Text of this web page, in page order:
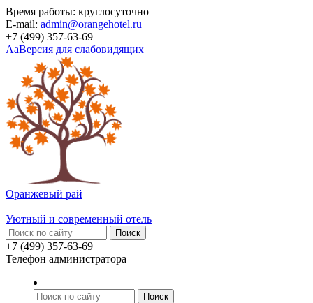
Время работы: круглосуточно
E-mail: admin@orangehotel.ru
+7 (499) 357-63-69
AaВерсия для слабовидящих
Оранжевый рай
Уютный и современный отель
+7 (499) 357-63-69
Телефон администратора